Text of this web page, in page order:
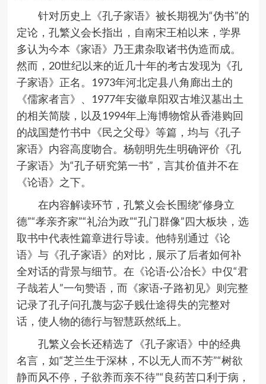
针对历史上《孔子家语》被长期视为“伪书”的
定论，孔繁义会长指出，自南宋王柏以来，学界
多认为今本《家语》乃王肃杂取诸书伪造而成。
然而， 20世纪以来的近几十年的考古发现为《孔
子家语》正名。
1973年河北定县八角廊出土的
《儒家者言》、
1977年安徽阜阳双古堆汉墓出土
的相关简牍，以及 1994年上海博物馆从香港购回
的战国楚竹书中《民之父母》等篇，均与《孔子
家语》内容高度吻合。杨朝明先生明确评价《孔
子家语》为“孔子研究第一书” ，言其价值并不在
《论语》之下。
在内容解读环节，孔繁义会长围绕“修身立
德”“孝亲齐家”“礼治为政”“孔门群像”四大板块，选
取书中代表性篇章进行导读。他特别通过《论
语》与《孔子家语》的对比，展示了后者如何补
全对话的背景与细节。在《论语·公冶长》中仅“君
子哉若人 ”一句赞语，而《家语·子路初见》则完整
记录了孔子问孔蔑与宓子贱仕途得失的完整对
话，使人物的德行与智慧跃然纸上。
孔繁义会长还精选了《孔子家语》中的经典
名言，如“芝兰生于深林，不以无人而不芳”“树欲
静而风不停，子欲养而亲不待”“良药苦口利于病，